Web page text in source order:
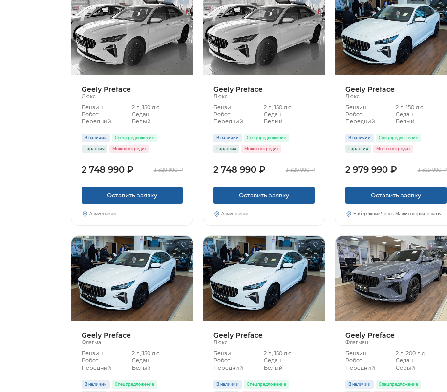
Geely Preface
Люкс
Бензин
2 л, 150 л.с.
Робот
Седан
Передний
Белый
В наличии Спецпредложение
Гарантия Можно в кредит
2 748 990 ₽ 3 329 990 ₽
Оставить заявку
Альметьевск
Geely Preface
Люкс
Бензин
2 л, 150 л.с.
Робот
Седан
Передний
Белый
В наличии Спецпредложение
Гарантия Можно в кредит
2 748 990 ₽ 3 329 990 ₽
Оставить заявку
Альметьевск
Geely Preface
Люкс
Бензин
2 л, 150 л.с.
Робот
Седан
Передний
Белый
В наличии Спецпредложение
Гарантия Можно в кредит
2 979 990 ₽ 3 329 990 ₽
Оставить заявку
Набережные Челны Машиностроительная
Geely Preface
Флагман
Бензин
2 л, 150 л.с.
Робот
Седан
Передний
Белый
В наличии Спецпредложение
Geely Preface
Люкс
Бензин
2 л, 150 л.с.
Робот
Седан
Передний
Белый
В наличии Спецпредложение
Geely Preface
Флагман
Бензин
2 л, 200 л.с.
Робот
Седан
Передний
Серый
В наличии Спецпредложение